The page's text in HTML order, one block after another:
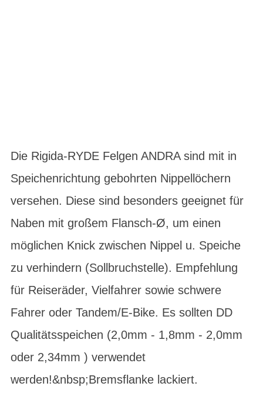
Die Rigida-RYDE Felgen ANDRA sind mit in
Speichenrichtung gebohrten Nippellöchern
versehen. Diese sind besonders geeignet für
Naben mit großem Flansch-Ø, um einen
möglichen Knick zwischen Nippel u. Speiche
zu verhindern (Sollbruchstelle). Empfehlung
für Reiseräder, Vielfahrer sowie schwere
Fahrer oder Tandem/E-Bike. Es sollten DD
Qualitätsspeichen (2,0mm - 1,8mm - 2,0mm
oder 2,34mm ) verwendet
werden!&nbsp;Bremsflanke lackiert.